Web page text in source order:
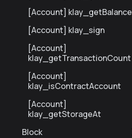
[Account] klay_getBalance
[Account] klay_sign
[Account]
klay_getTransactionCount
[Account]
klay_isContractAccount
[Account]
klay_getStorageAt
Block